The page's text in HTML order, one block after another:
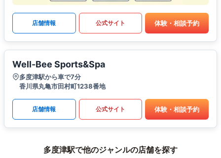
店舗情報 公式サイト 体験・相談予約
Well-Bee Sports&Spa
多度津駅から車で7分
香川県丸亀市田村町1238番地
店舗情報 公式サイト 体験・相談予約
多度津駅で他のジャンルの店舗を探す